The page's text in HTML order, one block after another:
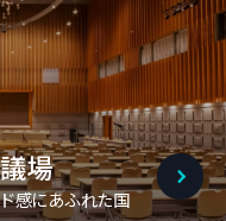
場
感にあふれた国